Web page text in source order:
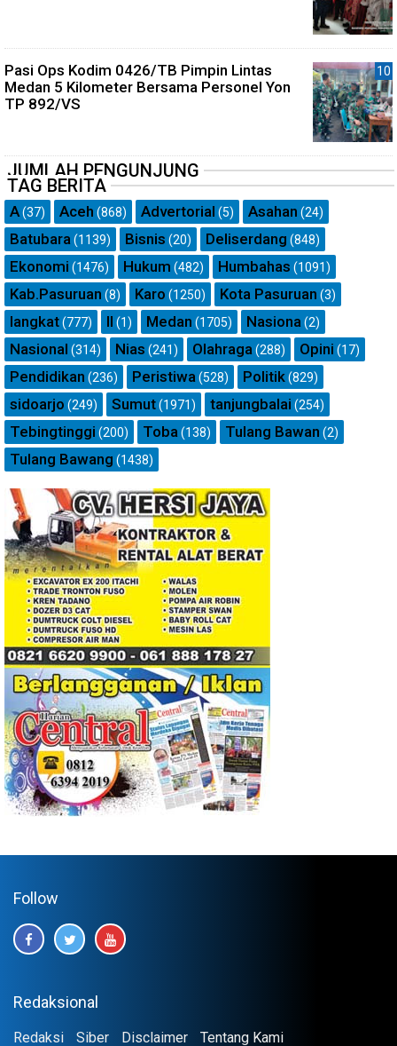
Pasi Ops Kodim 0426/TB Pimpin Lintas
Medan 5 Kilometer Bersama Personel Yon
TP 892/VS
JUMLAH PENGUNJUNG
TAG BERITA
A(37) Aceh (868) Advertorial (5) Asahan (24)
Batubara(1139) Bisnis (20) Deliserdang (848)
Ekonomi (1476) Hukum (482) Humbahas (1091)
Kab.Pasuruan (8) Karo (1250) Kota Pasuruan (3)
langkat(777) ll (1) Medan (1705) Nasiona(2)
Nasional (314) Nias (241) Olahraga(288) Opini (17)
Pendidikan (236) Peristiwa(528) Politik(829)
sidoarjo (249) Sumut(1971) tanjungbalai (254)
Tebingtinggi (200) Toba(138) Tulang Bawan (2)
Tulang Bawang (1438)
Follow
Redaksional
Redaksi Siber Disclaimer Tentang Kami